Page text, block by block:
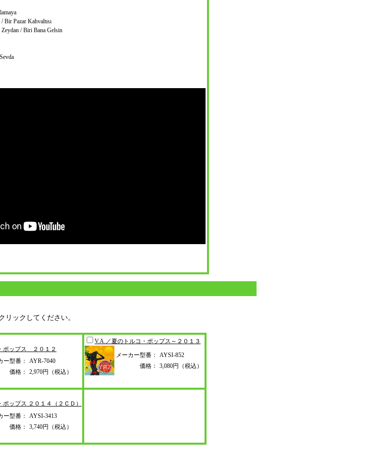
Bir Pazar Kahvaltısı
Zeydan / Biri Bana Gelsin
リックしてください。
ポップス ２０１２
ー型番：
AYR-7040
価格：
2,970円（税込）
V.A.／夏のトルコ・ポップス～２０ １３
メーカー型番：
AYSI-852
価格：
3,080円（税込）
ポップス ２０１４（ ２ＣＤ）
ー型番：
AYSI-3413
価格：
3,740円（税込）